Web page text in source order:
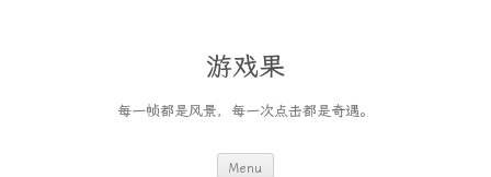
游戏果
每一帧都是风景，每一次点击都是奇遇。
Menu